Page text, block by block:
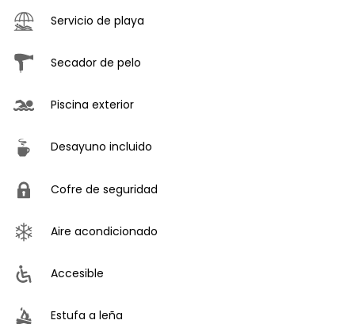
Servicio de playa
Secador de pelo
Piscina exterior
Desayuno incluido
Cofre de seguridad
Aire acondicionado
Accesible
Estufa a leña